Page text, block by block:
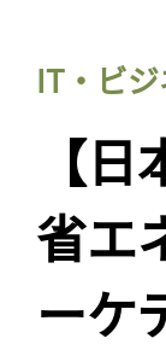
IT・ビ
【
省エ
ーケ